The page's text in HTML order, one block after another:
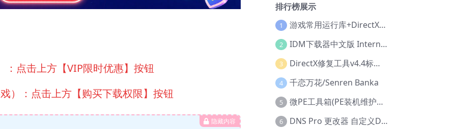
点击上方【VIP限时优惠】按钮
）：点击上方【购买下载权限】按钮
隐藏内容
排行榜展示
1 游戏常用运行库+DirectX修复增强版
2 IDM下载器中文版 Internet Download Manager v6.42.36 IDM
3 DirectX修复工具v4.4标准版+增强版+在线修复版
4 千恋万花/Senren Banka
5 微PE工具箱(PE装机维护工具) v2.3官方正式版
6 DNS Pro 更改器 自定义DNS修改